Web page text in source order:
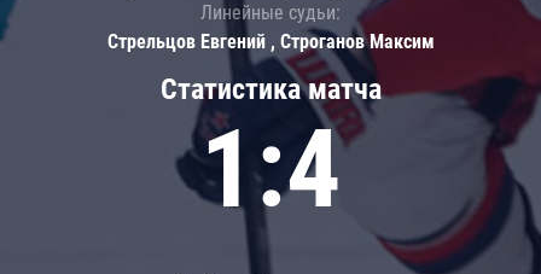
Статистика матча
1:4
Линейные судьи:
Стрельцов Евгений , Строганов Максим